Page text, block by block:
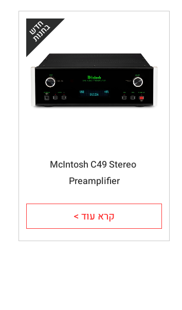
McIntosh C49 Stereo
Preamplifier
קרא עוד >